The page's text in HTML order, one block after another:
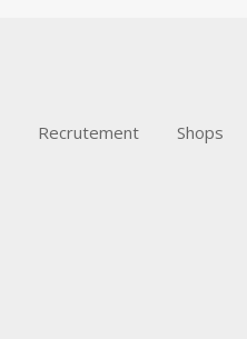
Recrutement Shops